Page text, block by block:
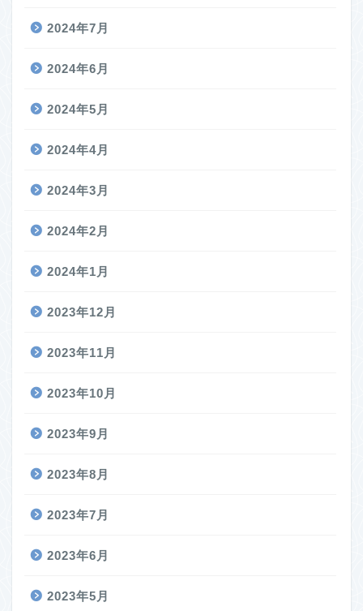
2024年7月
2024年6月
2024年5月
2024年4月
2024年3月
2024年2月
2024年1月
2023年12月
2023年11月
2023年10月
2023年9月
2023年8月
2023年7月
2023年6月
2023年5月